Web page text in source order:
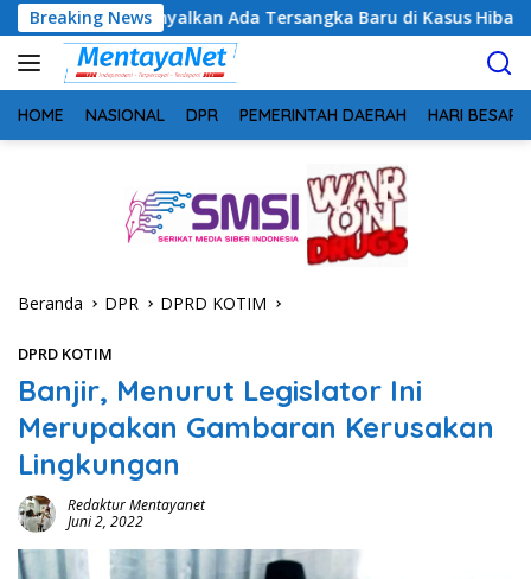
Langsung
ke
konten
Breaking News
Ada Tersangka Baru di Kasus Hibah Rp40 Miliar
HOME NASIONAL DPR PEMERINTAH DAERAH HARI BESAR
Beranda DPR DPRD KOTIM
DPRD KOTIM
Banjir, Menurut Legislator Ini
Merupakan Gambaran Kerusakan
Lingkungan
Redaktur Mentayanet
Juni 2, 2022